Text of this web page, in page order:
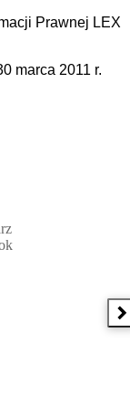
Prawnej LEX
marca 2011 r.